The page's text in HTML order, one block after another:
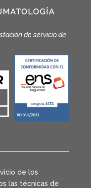
de servicio de
de los
las técnicas de